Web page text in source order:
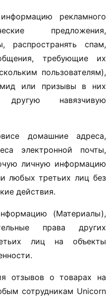
рекламного
предложения,
распространять спам,
требующие их
пользователям),
или призывы в них
навязчивую
домашние адреса,
электронной почты,
личную информацию
любых третьих лиц без
действия.
(Материалы),
права других
лиц на объекты
отзывов о товарах на
сотрудникам Unicorn